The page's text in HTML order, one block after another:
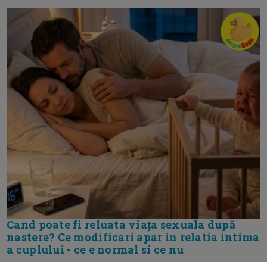
Cand poate fi reluata viața sexuala după
nastere? Ce modificari apar in relatia intima
a cuplului - ce e normal si ce nu